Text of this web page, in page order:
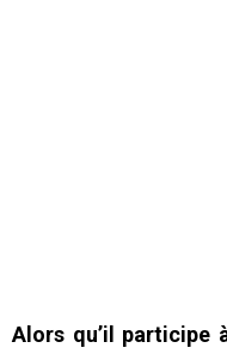
Alors qu’il participe